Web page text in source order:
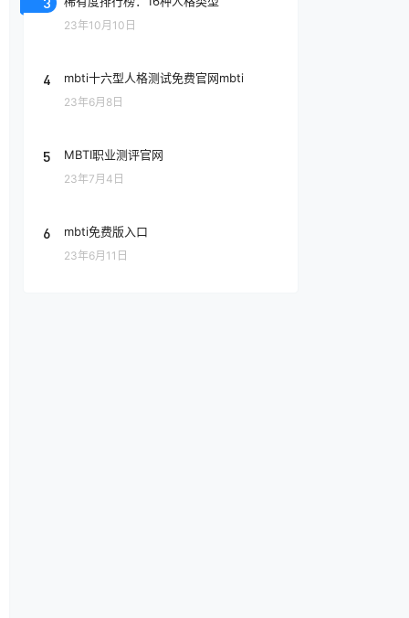
23年10月10日
4 mbti十六型人格测试免费官网mbti
23年6月8日
5 MBTI职业测评官网
23年7月4日
6 mbti免费版入口
23年6月11日